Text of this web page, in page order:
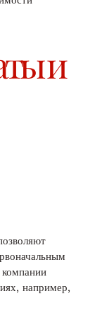
и
например,